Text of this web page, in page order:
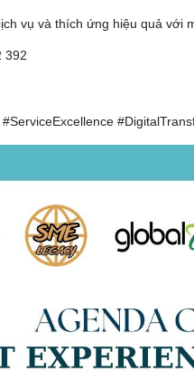
vụ và thích ứng hiệu quả với
392